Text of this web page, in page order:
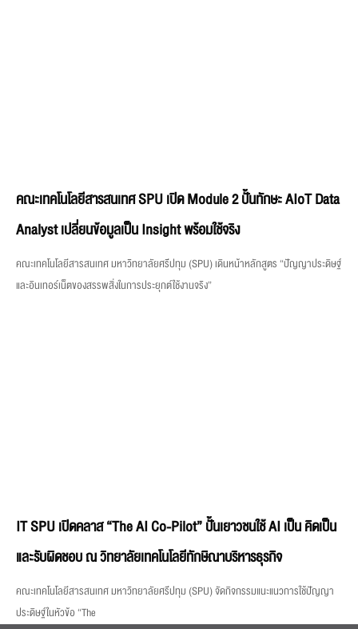
คณะเทคโนโลยีสารสนเทศ SPU เปิด Module 2 ปั้นทักษะ AIoT Data
Analyst เปลี่ยนข้อมูลเป็น Insight พร้อมใช้จริง
คณะเทคโนโลยีสารสนเทศ มหาวิทยาลัยศรีปทุม (SPU) เดินหน้าหลักสูตร “ปัญญาประดิษฐ์
และอินเทอร์เน็ตของสรรพสิ่งในการประยุกต์ใช้งานจริง”
IT SPU เปิดคลาส “The AI Co-Pilot” ปั้นเยาวชนใช้ AI เป็น คิดเป็น
และรับผิดชอบ ณ วิทยาลัยเทคโนโลยีทักษิณาบริหารธุรกิจ
คณะเทคโนโลยีสารสนเทศ มหาวิทยาลัยศรีปทุม (SPU) จัดกิจกรรมแนะแนวการใช้ปัญญา
ประดิษฐ์ในหัวข้อ “The